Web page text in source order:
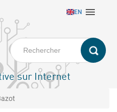
EN 
sur Internet